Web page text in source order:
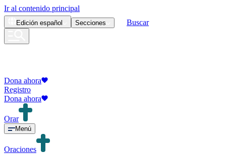
Ir al contenido principal
Edición español Secciones Buscar
Dona ahora
Registro
Dona ahora
Orar
Menú
Oraciones